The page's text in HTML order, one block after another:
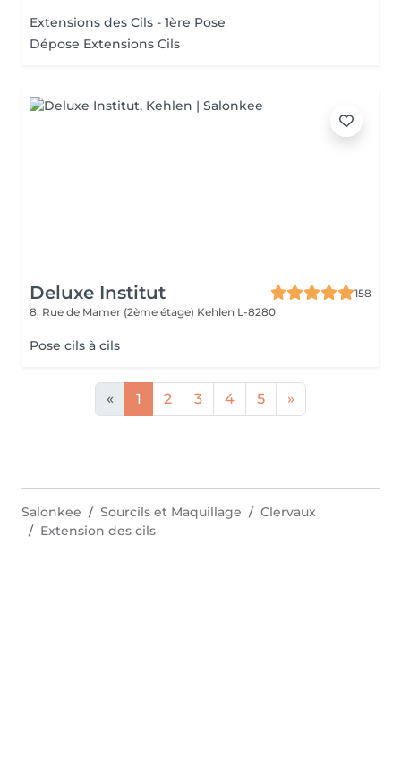
Extensions des Cils - 1ère Pose
Dépose Extensions Cils
Deluxe Institut
158
8, Rue de Mamer (2ème étage) Kehlen L-8280
Pose cils à cils
« 1 2 3 4 5 »
Salonkee Sourcils et Maquillage
Clervaux
Extension des cils